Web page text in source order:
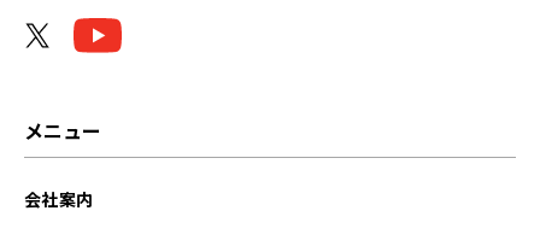
メニュー
会社案内